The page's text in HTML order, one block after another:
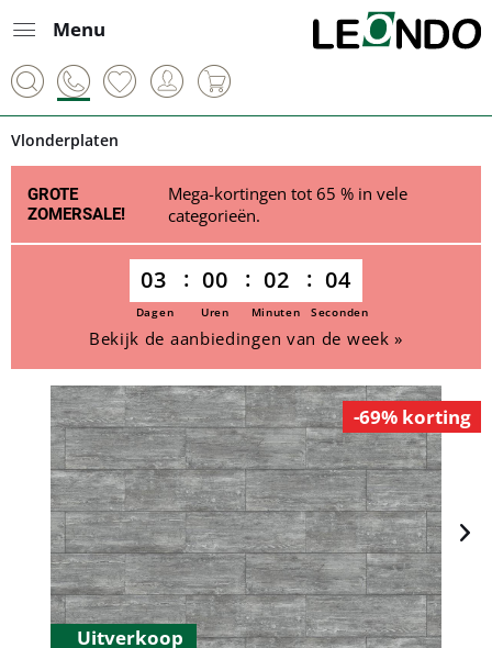
Menu
Vlonderplaten
GROTE
ZOMERSALE!
Mega-kortingen tot 65 % in vele
categorieën.
03 00 02 04
Dagen Uren Minuten Seconden
Bekijk de aanbiedingen van de week »
-69% korting
Uitverkoop